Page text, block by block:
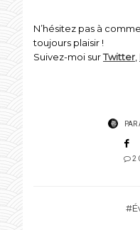
N’hésitez pas à
toujours plaisir !
Suivez-moi surTwitter
PAR
2